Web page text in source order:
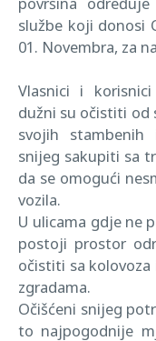
službe koji donosi
01. Novembra, za
Vlasnici i
dužni su očistiti od
svojih
snijeg sakupiti sa
da se omogući
vozila.
U ulicama gdje ne
postoji prostor
očistiti sa
zgradama.
Očišćeni snijeg
to najpogodnije